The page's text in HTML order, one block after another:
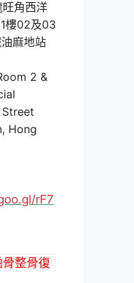
角西洋
樓02及03
麻地站
2 &
Hong
rF7
整骨復